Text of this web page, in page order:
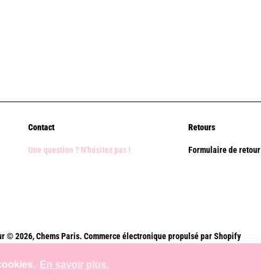
En savoir plus.
Contact
Une question ? N'hésitez pas !
Retours
Formulaire de retour
© 2026,Chems Paris. Commerce électronique propulsé par Shopify